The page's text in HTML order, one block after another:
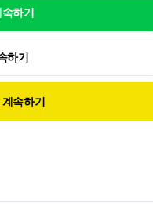
하기
하기
속하기